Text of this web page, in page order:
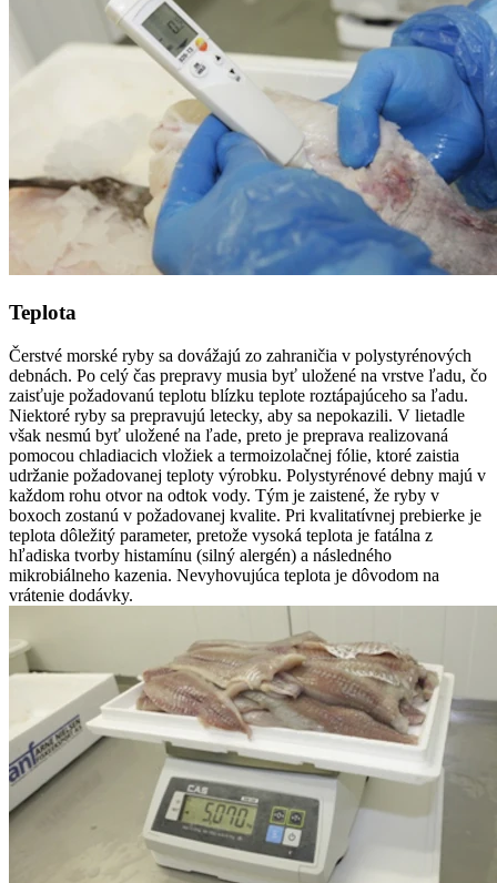
Teplota
Čerstvé morské ryby sa dovážajú zo zahraničia v polystyrénových
debnách. Po celý čas prepravy musia byť uložené na vrstve ľadu, čo
zaisťuje požadovanú teplotu blízku teplote roztápajúceho sa ľadu.
Niektoré ryby sa prepravujú letecky, aby sa nepokazili. V lietadle
však nesmú byť uložené na ľade, preto je preprava realizovaná
pomocou chladiacich vložiek a termoizolačnej fólie, ktoré zaistia
udržanie požadovanej teploty výrobku. Polystyrénové debny majú v
každom rohu otvor na odtok vody. Tým je zaistené, že ryby v
boxoch zostanú v požadovanej kvalite. Pri kvalitatívnej prebierke je
teplota dôležitý parameter, pretože vysoká teplota je fatálna z
hľadiska tvorby histamínu (silný alergén) a následného
mikrobiálneho kazenia. Nevyhovujúca teplota je dôvodom na
vrátenie dodávky.